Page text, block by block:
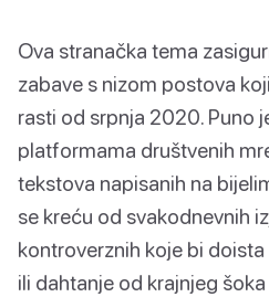
Ova stranačka tema
zabave s nizom postova
rasti od srpnja 2020. Puno
platformama društvenih
tekstova napisanih na
se kreću od svakodnevnih
kontroverznih koje bi
ili dahtanje od krajnjeg